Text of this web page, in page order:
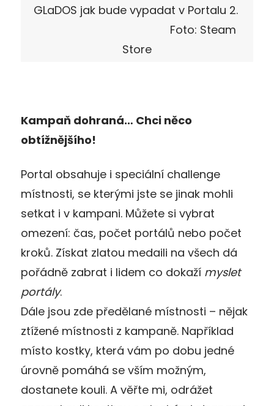
GLaDOS jak bude vypadat v Portalu 2.
Foto: Steam
Store
Kampaň dohraná… Chci něco
obtížnějšího!
Portal obsahuje i speciální challenge
místnosti, se kterými jste se jinak mohli
setkat i v kampani. Můžete si vybrat
omezení: čas, počet portálů nebo počet
kroků. Získat zlatou medaili na všech dá
pořádně zabrat i lidem co dokaží myslet
portály.
Dále jsou zde předělané místnosti – nějak
ztížené místnosti z kampaně. Například
místo kostky, která vám po dobu jedné
úrovně pomáhá se vším možným,
dostanete kouli. A věřte mi, odrážet